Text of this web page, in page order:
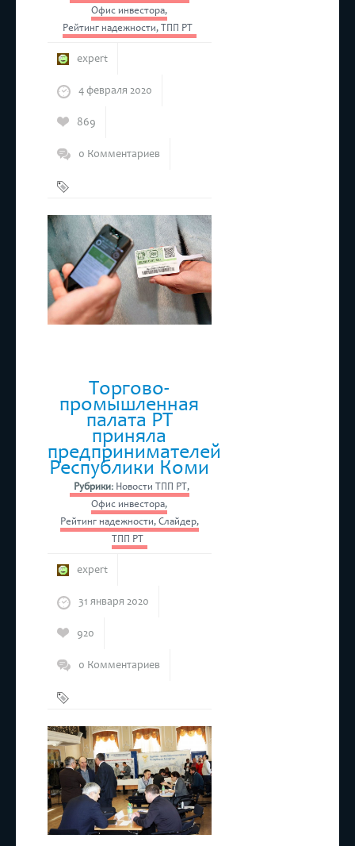
Офис инвестора,
Рейтинг надежности, ТПП РТ
expert
4 февраля 2020
869
0 Комментариев
ТПП РТ
Торгово-
промышленная
палата РТ
приняла
предпринимателей
Республики Коми
Рубрики: Новости ТПП РТ,
Офис инвестора,
Рейтинг надежности, Слайдер,
ТПП РТ
expert
31 января 2020
920
0 Комментариев
Республика
Коми,
ТПП РТ